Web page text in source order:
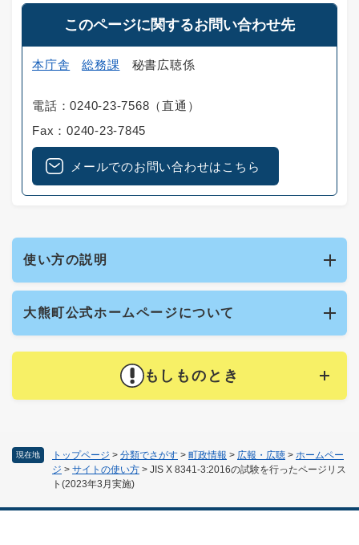
現在地 トップページ > 分類でさがす > 町政情報 > 広報・広聴 > ホームペー
ジ > サイトの使い方 > JIS X 8341-3:2016の試験を行ったページリス
ト(2023年3月実施)
このページに関するお問い合わせ先
本庁舎 総務課 秘書広聴係
電話：0240-23-7568（直通）
Fax：0240-23-7845
メールでのお問い合わせはこちら
使い方の説明
大熊町公式ホームページについて
もしものとき